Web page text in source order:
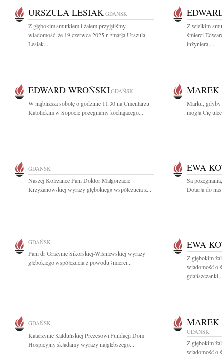
URSZULA LESIAK GDAŃSK
Z głębokim smutkiem i żalem przyjęliśmy
wiadomość, że 19 czerwca 2025 r. zmarła Urszula
Lesiak...
Z wielkim
śmierci
inżyniera,...
EDWARD WROŃSKI GDAŃSK
W najbliższą sobotę o godzinie 11.30 na Cmentarzu
Katolickim w Sopocie pożegnamy kochającego...
MAREK
Marku, gdyby
mogła Cię
GDAŃSK
Naszej Koleżance Pani Doktor Małgorzacie
Krzyżanowskiej wyrazy głębokiego współczucia z...
EWA
Są
Dotarła do
GDAŃSK
Pani dr Grażynie Sikorskiej-Wiśniewskiej wyrazy
głębokiego współczucia z powodu śmierci...
EWA
Z głębokim
wiadomość o
GDAŃSK
Katarzynie Kałduńskiej Prezesowi Fundacji Dom
Hospicyjny składamy wyrazy najgłębszego...
MAREK
GDAŃSK
Z głębokim
wiadomość o